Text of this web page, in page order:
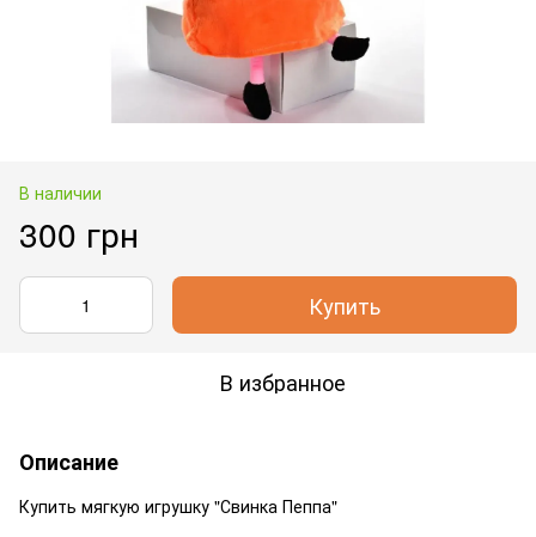
В наличии
300 грн
Купить
В избранное
Описание
Купить мягкую игрушку "Свинка Пеппа"